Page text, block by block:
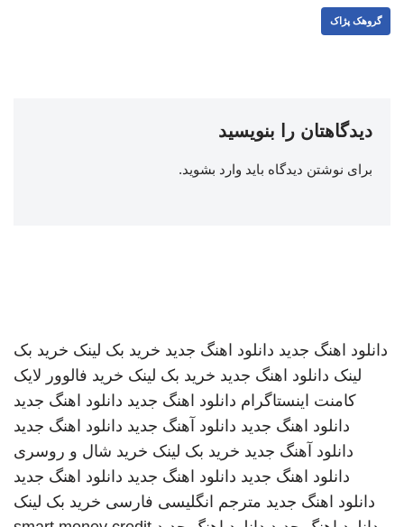
گروهک پژاک
دیدگاهتان را بنویسید
برای نوشتن دیدگاه باید وارد بشوید.
دانلود اهنگ جدید دانلود اهنگ جدید خرید بک لینک خرید بک
لینک دانلود اهنگ جدید خرید بک لینک خرید فالوور لایک
کامنت اینستاگرام دانلود اهنگ جدید دانلود اهنگ جدید
دانلود اهنگ جدید دانلود آهنگ جدید دانلود اهنگ جدید
دانلود آهنگ جدید خرید بک لینک خرید شال و روسری
دانلود اهنگ جدید دانلود اهنگ جدید دانلود اهنگ جدید
دانلود اهنگ جدید مترجم انگلیسی فارسی خرید بک لینک